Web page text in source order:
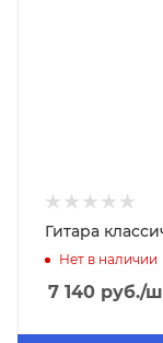
Гитара
Нет в наличии
7 140 руб./